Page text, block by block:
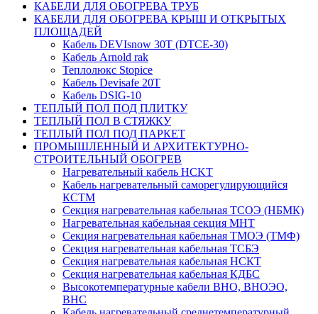
КАБЕЛИ ДЛЯ ОБОГРЕВА ТРУБ
КАБЕЛИ ДЛЯ ОБОГРЕВА КРЫШ И ОТКРЫТЫХ
ПЛОЩАДЕЙ
Кабель DEVIsnow 30Т (DTCE-30)
Кабель Arnold rak
Теплолюкс Stopice
Кабель Devisafe 20T
Кабель DSIG-10
ТЕПЛЫЙ ПОЛ ПОД ПЛИТКУ
ТЕПЛЫЙ ПОЛ В СТЯЖКУ
ТЕПЛЫЙ ПОЛ ПОД ПАРКЕТ
ПРОМЫШЛЕННЫЙ И АРХИТЕКТУРНО-
СТРОИТЕЛЬНЫЙ ОБОГРЕВ
Нагревательный кабель НCKТ
Кабель нагревательный саморегулирующийся
КСТМ
Секция нагревательная кабельная ТСОЭ (НБМК)
Нагревательная кабельная секция МНТ
Секция нагревательная кабельная ТМОЭ (ТМФ)
Секция нагревательная кабельная ТСБЭ
Секция нагревательная кабельная НСКТ
Секция нагревательная кабельная КДБС
Высокотемпературные кабели ВНО, ВНОЭО,
ВНС